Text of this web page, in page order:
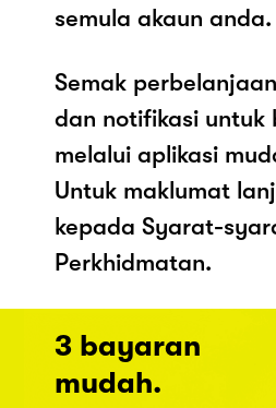
semula akaun anda.
Semak
dan notifikasi untuk
melalui aplikasi
Untuk maklumat
kepada Syarat-
Perkhidmatan.
3 bayaran
mudah.